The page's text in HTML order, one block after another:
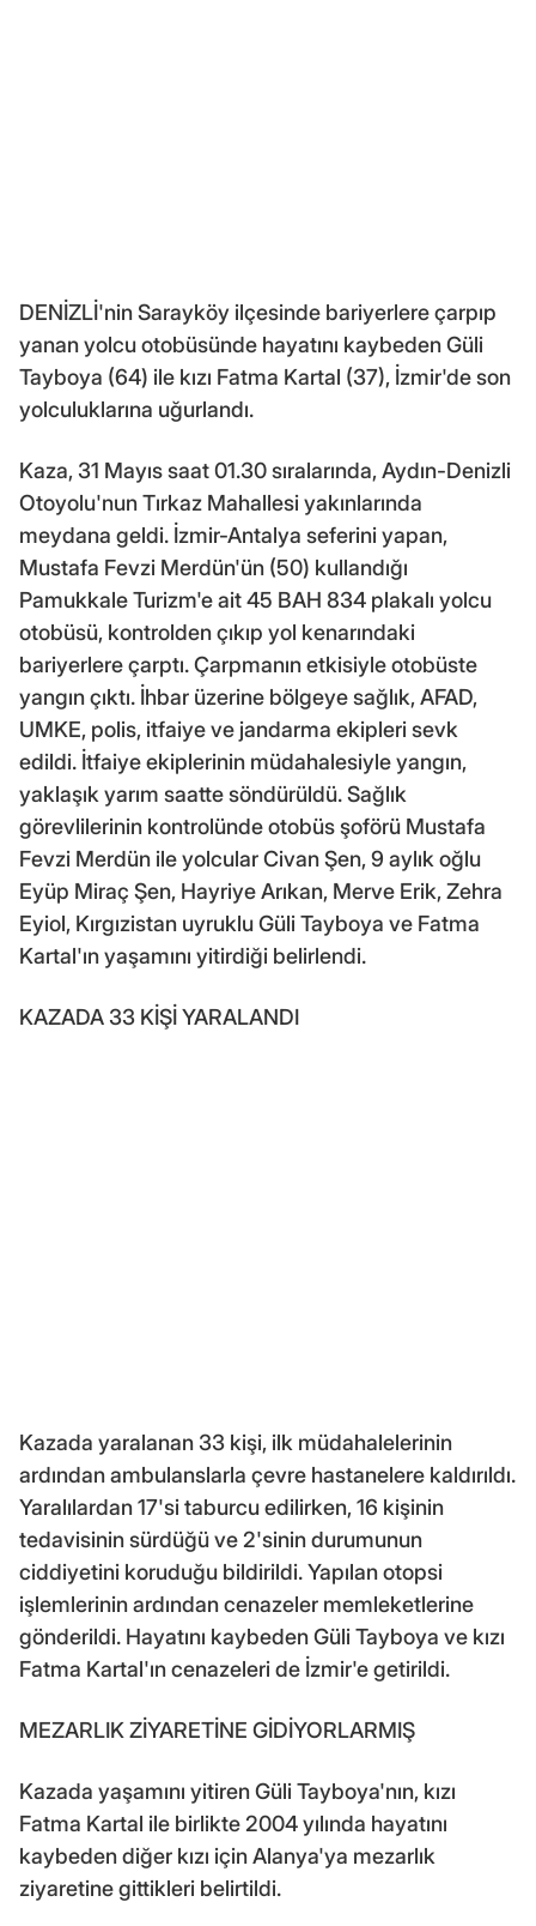
DENİZLİ'nin Sarayköy ilçesinde bariyerlere çarpıp
yanan yolcu otobüsünde hayatını kaybeden Güli
Tayboya (64) ile kızı Fatma Kartal (37), İzmir'de son
yolculuklarına uğurlandı.
Kaza, 31 Mayıs saat 01.30 sıralarında, Aydın-Denizli
Otoyolu'nun Tırkaz Mahallesi yakınlarında
meydana geldi. İzmir-Antalya seferini yapan,
Mustafa Fevzi Merdün'ün (50) kullandığı
Pamukkale Turizm'e ait 45 BAH 834 plakalı yolcu
otobüsü, kontrolden çıkıp yol kenarındaki
bariyerlere çarptı. Çarpmanın etkisiyle otobüste
yangın çıktı. İhbar üzerine bölgeye sağlık, AFAD,
UMKE, polis, itfaiye ve jandarma ekipleri sevk
edildi. İtfaiye ekiplerinin müdahalesiyle yangın,
yaklaşık yarım saatte söndürüldü. Sağlık
görevlilerinin kontrolünde otobüs şoförü Mustafa
Fevzi Merdün ile yolcular Civan Şen, 9 aylık oğlu
Eyüp Miraç Şen, Hayriye Arıkan, Merve Erik, Zehra
Eyiol, Kırgızistan uyruklu Güli Tayboya ve Fatma
Kartal'ın yaşamını yitirdiği belirlendi.
KAZADA 33 KİŞİ YARALANDI
Kazada yaralanan 33 kişi, ilk müdahalelerinin
ardından ambulanslarla çevre hastanelere kaldırıldı.
Yaralılardan 17'si taburcu edilirken, 16 kişinin
tedavisinin sürdüğü ve 2'sinin durumunun
ciddiyetini koruduğu bildirildi. Yapılan otopsi
işlemlerinin ardından cenazeler memleketlerine
gönderildi. Hayatını kaybeden Güli Tayboya ve kızı
Fatma Kartal'ın cenazeleri de İzmir'e getirildi.
MEZARLIK ZİYARETİNE GİDİYORLARMIŞ
Kazada yaşamını yitiren Güli Tayboya'nın, kızı
Fatma Kartal ile birlikte 2004 yılında hayatını
kaybeden diğer kızı için Alanya'ya mezarlık
ziyaretine gittikleri belirtildi.